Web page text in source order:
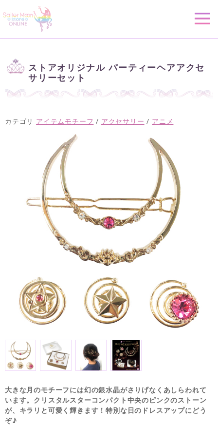
ストアオリジナル パーティーヘアアクセ
サリーセット
カテゴリ アイテムモチーフ / アクセサリー / アニメ
大きな月のモチーフには幻の銀水晶がさりげなくあしらわれて
います。クリスタルスターコンパクト中央のピンクのストーン
が、キラリと可愛く輝きます！特別な日のドレスアップにどう
ぞ♪